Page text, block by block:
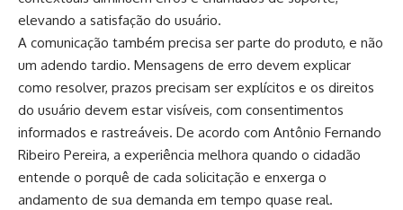
elevando a satisfação do usuário.
A comunicação também precisa ser parte do produto, e não
um adendo tardio. Mensagens de erro devem explicar
como resolver, prazos precisam ser explícitos e os direitos
do usuário devem estar visíveis, com consentimentos
informados e rastreáveis. De acordo com Antônio Fernando
Ribeiro Pereira, a experiência melhora quando o cidadão
entende o porquê de cada solicitação e enxerga o
andamento de sua demanda em tempo quase real.